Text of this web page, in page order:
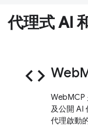
代理式 AI
code
WebMCP
及公開 AI
代理啟動